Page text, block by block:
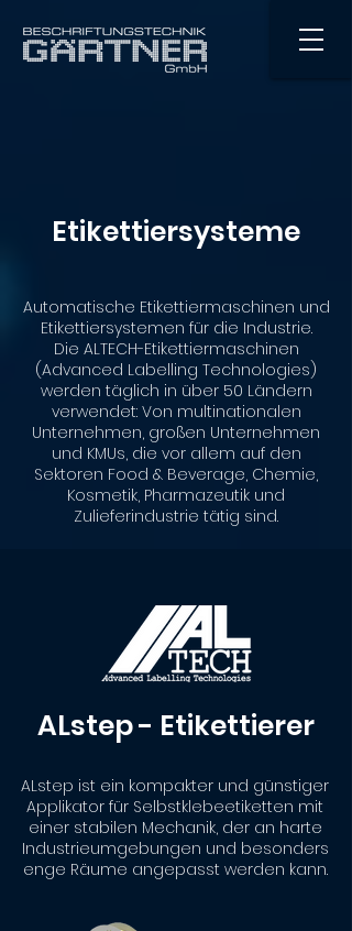
Etikettiersysteme
Automatische Etikettiermaschinen und
Etikettiersystemen für die Industrie.
Die ALTECH-Etikettiermaschinen
(Advanced Labelling Technologies)
werden täglich in über 50 Ländern
verwendet: Von multinationalen
Unternehmen, großen Unternehmen
und KMUs, die vor allem auf den
Sektoren Food & Beverage, Chemie,
Kosmetik, Pharmazeutik und
Zulieferindustrie tätig sind.
ALstep - Etikettierer
ALstep ist ein kompakter und günstiger
Applikator für Selbstklebeetiketten mit
einer stabilen Mechanik, der an harte
Industrieumgebungen und besonders
enge Räume angepasst werden kann.